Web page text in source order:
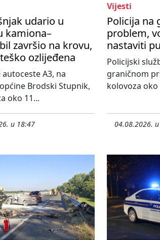
udario u
kamiona–
završio na krovu,
ozlijeđena
A3, na
Brodski Stupnik,
oko 11...
u 18:47
Vijesti
Policija na
problem,
nastaviti
Policijski
graničnom
kolovoza oko
04.08.2026.